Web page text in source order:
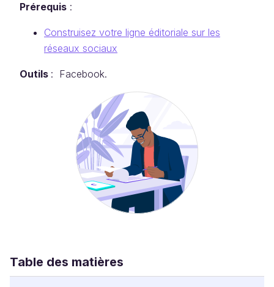
Prérequis :
Construisez votre ligne éditoriale sur les
réseaux sociaux
Outils : Facebook.
Table des matières